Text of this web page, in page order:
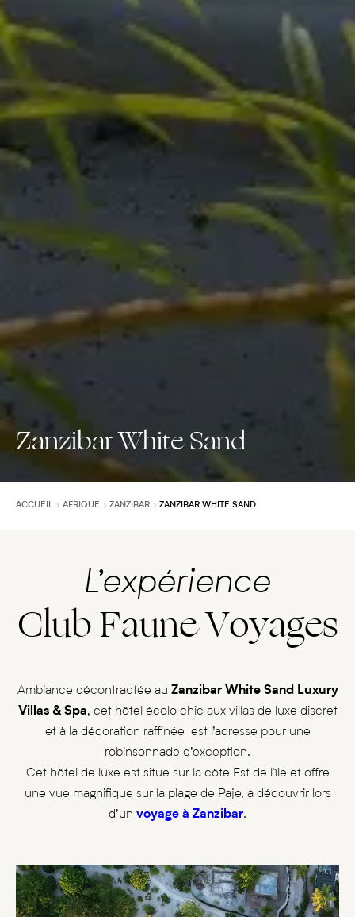
Zanzibar White Sand
ACCUEIL AFRIQUE ZANZIBAR ZANZIBAR WHITE SAND
L’expérience
Club Faune Voyages
Ambiance décontractée au Zanzibar White Sand Luxury
Villas & Spa, cet hôtel écolo chic aux villas de luxe discret
et à la décoration raffinée est l’adresse pour une
robinsonnade d’exception.
Cet hôtel de luxe est situé sur la côte Est de l’île et offre
une vue magnifique sur la plage de Paje, à découvrir lors
d’un voyage à Zanzibar.